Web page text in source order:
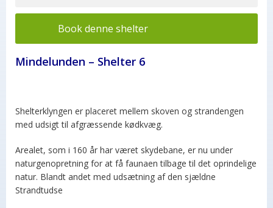
Book denne shelter
Mindelunden – Shelter 6
Shelterklyngen er placeret mellem skoven og strandengen
med udsigt til afgræssende kødkvæg.
Arealet, som i 160 år har været skydebane, er nu under
naturgenopretning for at få faunaen tilbage til det oprindelige
natur. Blandt andet med udsætning af den sjældne
Strandtudse